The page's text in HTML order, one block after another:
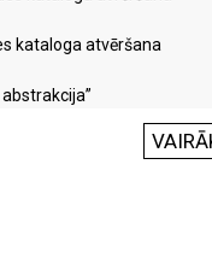
kataloga atvēršana